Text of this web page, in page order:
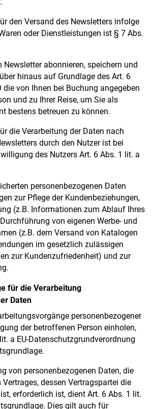
den Versand des Newsletters infolge
oder Dienstleistungen ist § 7 Abs.
Newsletter abonnieren, speichern und
hinaus auf Grundlage des Art. 6
die von Ihnen bei Buchung angegeben
und zu Ihrer Reise, um Sie als
bestens betreuen zu können.
die Verarbeitung der Daten nach
durch den Nutzer ist bei
des Nutzers Art. 6 Abs. 1 lit. a
personenbezogenen Daten
zur Pflege der Kundenbeziehungen,
(z.B. Informationen zum Ablauf Ihres
von eigenen Werbe- und
(z.B. dem Versand von Katalogen
im gesetzlich zulässigen
zur Kundenzufriedenheit) und zur
für die Verarbeitung
Daten
personenbezogener
der betroffenen Person einholen,
a EU-Datenschutzgrundverordnung
von personenbezogenen Daten, die
dessen Vertragspartei die
erforderlich ist, dient Art. 6 Abs. 1 lit.
Dies gilt auch für